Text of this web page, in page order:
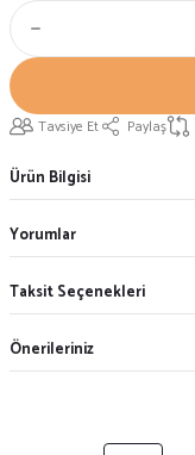
Tavsiye Et Paylaş
Ürün Bilgisi
Yorumlar
Taksit Seçenekleri
Önerileriniz